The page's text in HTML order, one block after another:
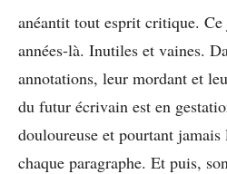
anéantit tout esprit critique.
années-là. Inutiles et vaines.
annotations, leur mordant et
du futur écrivain est en
douloureuse et pourtant jamais
chaque paragraphe. Et puis,